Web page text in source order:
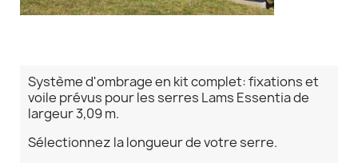
Système d'ombrage en kit complet: fixations et
voile prévus pour les serres Lams Essentia de
largeur 3,09 m.
Sélectionnez la longueur de votre serre.